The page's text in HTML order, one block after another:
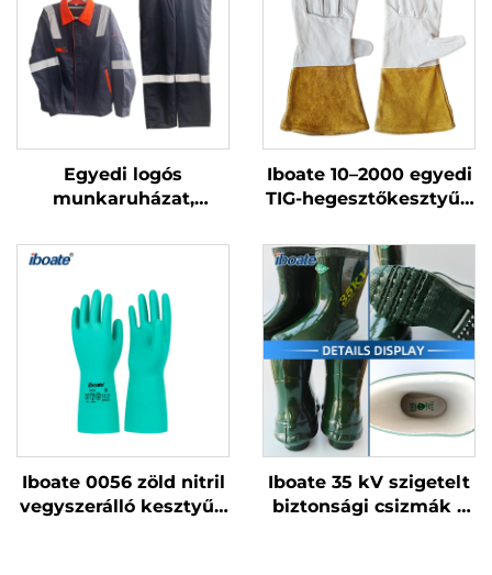
Egyedi logós
munkaruházat,
munkaruhák gyári
szerelőknek
Iboate 10–2000 egyedi
TIG-hegesztőkesztyűk
hegesztőkesztyűk
Iboate 0056 zöld nitril
vegyszerálló kesztyűk
Iboate 35 kV szigetelt
biztonsági csizmák –